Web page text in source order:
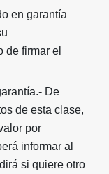
en garantía
de firmar el
De
de esta clase,
por
informar al
si quiere otro